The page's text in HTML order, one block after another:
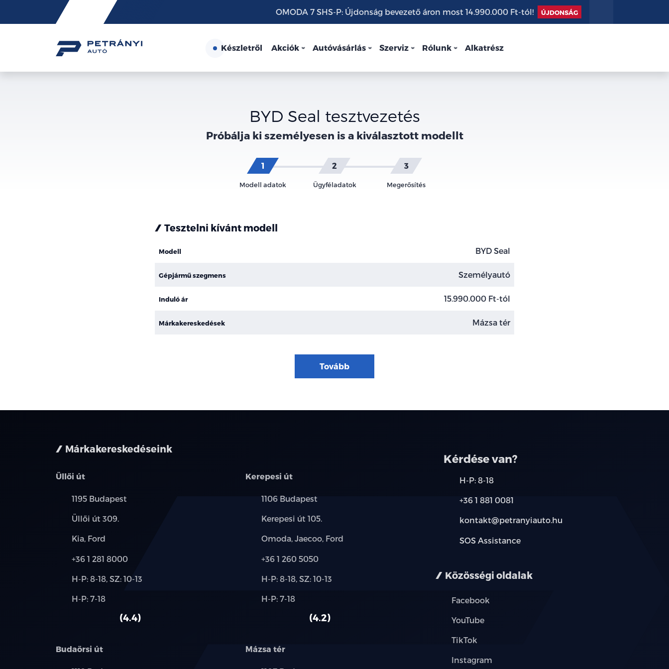
Friss
hírek
OMODA 7 SHS-P: Újdonság bevezető áron most 14.990.000 Ft-tól! ÚJDONSÁG
Készletről Akciók Autóvásárlás Szerviz Rólunk Alkatrész
BYD Seal tesztvezetés
Próbálja ki személyesen is a kiválasztott modellt
Modell adatok Ügyféladatok Megerősítés
Tesztelni kívánt modell
Modell BYD Seal
Gépjármű szegmens Személyautó
Induló ár 15.990.000 Ft-tól
Márkakereskedések Mázsa tér
Tovább
Márkakereskedéseink
Üllői út
Település:
1195 Budapest
Cím:
Üllői út 309.
Márkák:
Kia, Ford
Telefon:
+36 1 281 8000
Új-
használt
H-P: 8-18, SZ: 10-13
Alkatrész,
H-P: 7-18
4.4
Kerepesi út
Település:
1106 Budapest
Cím:
Kerepesi út 105.
Márkák:
Omoda, Jaecoo, Ford
Telefon:
+36 1 260 5050
Új-
használt
H-P: 8-18, SZ: 10-13
Alkatrész,
H-P: 7-18
4.2
Budaörsi út Mázsa tér
Kérdése van?
H-P: 8-18
+36 1 881 0081
kontakt@petranyiauto.hu
SOS Assistance
Közösségi oldalak
Facebook
YouTube
TikTok
Instagram